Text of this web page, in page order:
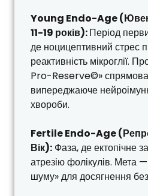
Young Endo-Age
11-19 років):Період
де ноцицептивний стрес
реактивність мікроглії.
Pro-Reserve©»
випереджаюче
хвороби.
Fertile Endo-Age
Вік): Фаза, де ектопічне
атрезію фолікулів. Мета
шуму» для досягнення